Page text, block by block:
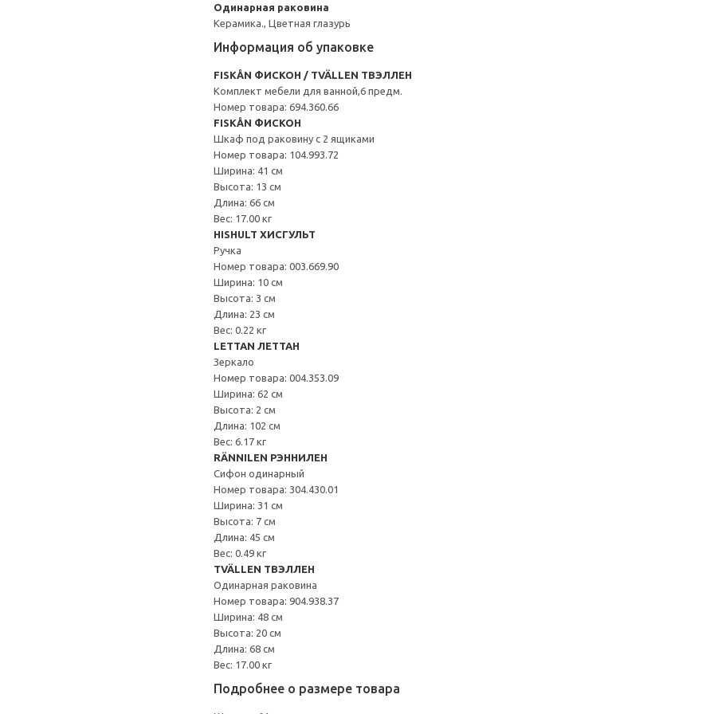
Одинарная раковина
Керамика., Цветная глазурь
Информация об упаковке
FISKÅN ФИСКОН / TVÄLLEN ТВЭЛЛЕН
Комплект мебели для ванной,6 предм.
Номер товара: 694.360.66
FISKÅN ФИСКОН
Шкаф под раковину с 2 ящиками
Номер товара: 104.993.72
Ширина: 41 см
Высота: 13 см
Длина: 66 см
Вес: 17.00 кг
HISHULT ХИСГУЛЬТ
Ручка
Номер товара: 003.669.90
Ширина: 10 см
Высота: 3 см
Длина: 23 см
Вес: 0.22 кг
LETTAN ЛЕТТАН
Зеркало
Номер товара: 004.353.09
Ширина: 62 см
Высота: 2 см
Длина: 102 см
Вес: 6.17 кг
RÄNNILEN РЭННИЛЕН
Сифон одинарный
Номер товара: 304.430.01
Ширина: 31 см
Высота: 7 см
Длина: 45 см
Вес: 0.49 кг
TVÄLLEN ТВЭЛЛЕН
Одинарная раковина
Номер товара: 904.938.37
Ширина: 48 см
Высота: 20 см
Длина: 68 см
Вес: 17.00 кг
Подробнее о размере товара